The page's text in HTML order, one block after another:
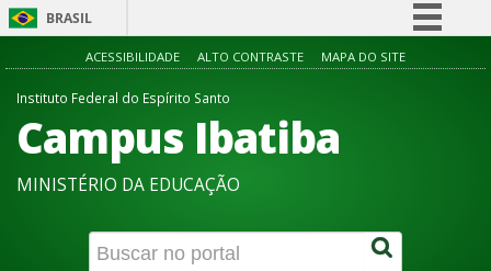
BRASIL
Simplifique!
Acesso à informação
Canais
ACESSIBILIDADE ALTO CONTRASTE MAPA DO SITE
Instituto Federal do Espírito Santo
Campus Ibatiba
MINISTÉRIO DA EDUCAÇÃO